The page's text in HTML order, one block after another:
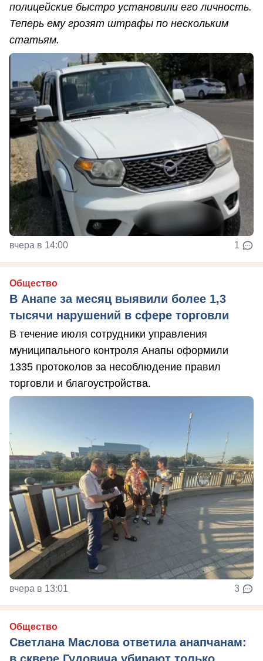
полицейские быстро установили его личность.
Теперь ему грозят штрафы по нескольким
статьям.
вчера в 14:00 1
Общество
В Анапе за месяц выявили более 1,3
тысячи нарушений в сфере торговли
В течение июля сотрудники управления
муниципального контроля Анапы оформили
1335 протоколов за несоблюдение правил
торговли и благоустройства.
вчера в 13:01 3
Общество
Светлана Маслова ответила анапчанам:
в сквере Гудовича убирают только